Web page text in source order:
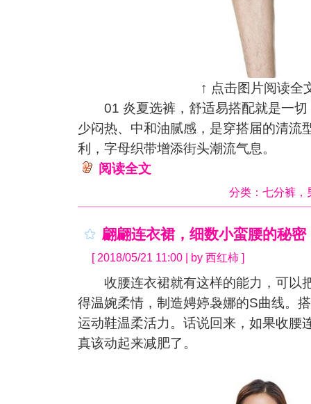
↑ 点击图片阅读全
01 炎夏选裤，舒适易搭配就是一切
少闷热、中和油腻感，是穿搭届的清流
利，字母织带增添街头潮流气息。
阅读全文
分类： 七分裤 ，
翩翩连衣裙，细数小蛮腰的秘密
[ 2018/05/21 11:00 | by 西红柿 ]
收腰连衣裙就有这样的能力，可以
得温婉柔情，制造娉婷袅娜的S曲线。
运动鞋温柔活力。话说回来，如果收腰
真该动起来减肥了。